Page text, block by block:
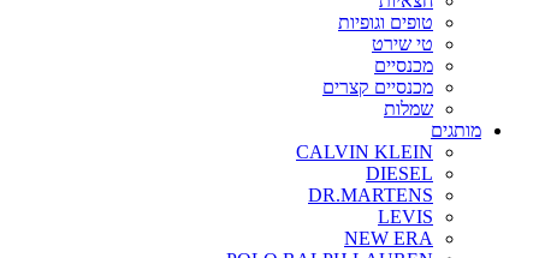
טופים וגופיות
טי שירט
מכנסיים
מכנסיים קצרים
שמלות
מותגים
CALVIN KLEIN
DIESEL
DR.MARTENS
LEVIS
NEW ERA